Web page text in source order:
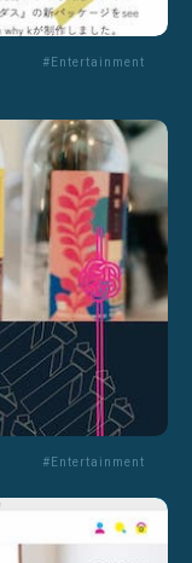
#Entertainment
#Entertainment